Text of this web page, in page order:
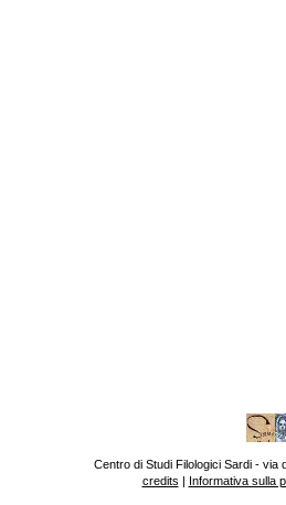
Centro di Studi Filologici Sardi - via
credits | Informativa sulla